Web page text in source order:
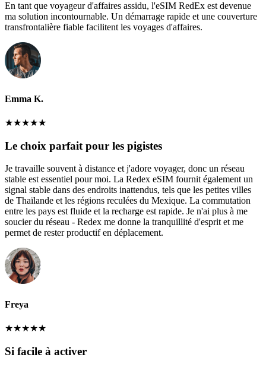
En tant que voyageur d'affaires assidu, l'eSIM RedEx est devenue
ma solution incontournable. Un démarrage rapide et une couverture
transfrontalière fiable facilitent les voyages d'affaires.
Emma K.
★★★★★
Le choix parfait pour les pigistes
Je travaille souvent à distance et j'adore voyager, donc un réseau
stable est essentiel pour moi. La Redex eSIM fournit également un
signal stable dans des endroits inattendus, tels que les petites villes
de Thaïlande et les régions reculées du Mexique. La commutation
entre les pays est fluide et la recharge est rapide. Je n'ai plus à me
soucier du réseau - Redex me donne la tranquillité d'esprit et me
permet de rester productif en déplacement.
Freya
★★★★★
Si facile à activer